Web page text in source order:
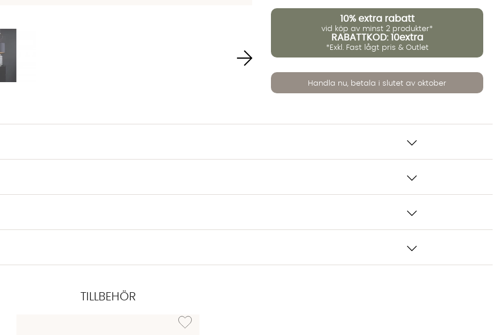
10% extra rabatt
vid köp av minst 2 produkter*
RABATTKOD: 10extra
*Exkl. Fast lågt pris & Outlet
Handla nu, betala i slutet av oktober
TILLBEHÖR
Lägg till i önskelista: GATSBY Lampskärm Metallinsida 35cm